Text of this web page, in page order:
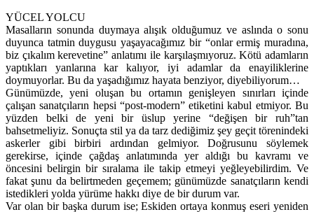
YÜCEL YOLCU
Masalların sonunda duymaya alışık olduğumuz ve aslında o sonu
duyunca tatmin duygusu yaşayacağımız bir “onlar ermiş muradına,
biz çıkalım kerevetine” anlatımı ile karşılaşmıyoruz. Kötü adamların
yaptıkları yanlarına kar kalıyor, iyi adamlar da enayiliklerine
doymuyorlar. Bu da yaşadığımız hayata benziyor, diyebiliyorum…
Günümüzde, yeni oluşan bu ortamın genişleyen sınırları içinde
çalışan sanatçıların hepsi “post-modern” etiketini kabul etmiyor. Bu
yüzden belki de yeni bir üslup yerine “değişen bir ruh”tan
bahsetmeliyiz. Sonuçta stil ya da tarz dediğimiz şey geçit törenindeki
askerler gibi birbiri ardından gelmiyor. Doğrusunu söylemek
gerekirse, içinde çağdaş anlatımında yer aldığı bu kavramı ve
öncesini belirgin bir sıralama ile takip etmeyi yeğleyebilirdim. Ve
fakat şunu da belirtmeden geçemem; günümüzde sanatçıların kendi
istedikleri yolda yürüme hakkı diye de bir durum var.
Var olan bir başka durum ise; Eskiden ortaya konmuş eseri yeniden